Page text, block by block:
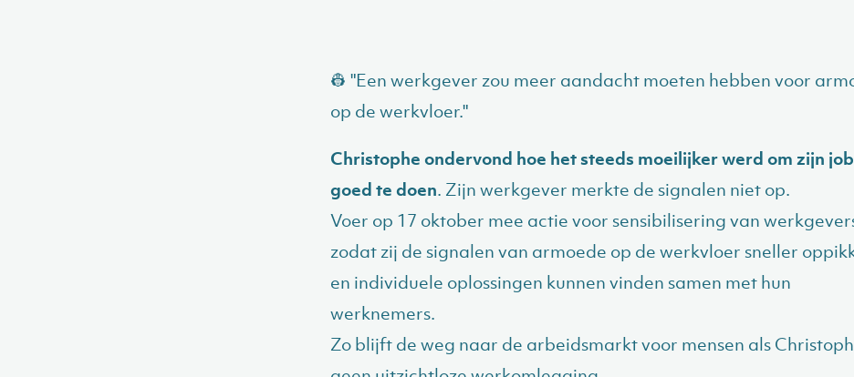
👷 "Een werkgever zou meer aandacht moeten hebben voor
op de werkvloer."
Christophe ondervond hoe het steeds moeilijker werd om zijn job
goed te doen. Zijn werkgever merkte de signalen niet op.
Voer op 17 oktober mee actie voor sensibilisering van
zodat zij de signalen van armoede op de werkvloer sneller
en individuele oplossingen kunnen vinden samen met hun
werknemers.
Zo blijft de weg naar de arbeidsmarkt voor mensen als